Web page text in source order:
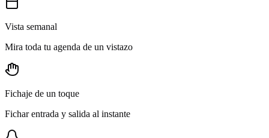
Vista semanal
Mira toda tu agenda de un vistazo
Fichaje de un toque
Fichar entrada y salida al instante